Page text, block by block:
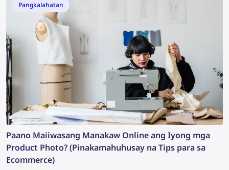
Pangkalahatan
Paano Maiiwasang Manakaw Online ang Iyong mga
Product Photo? (Pinakamahuhusay na Tips para sa
Ecommerce)